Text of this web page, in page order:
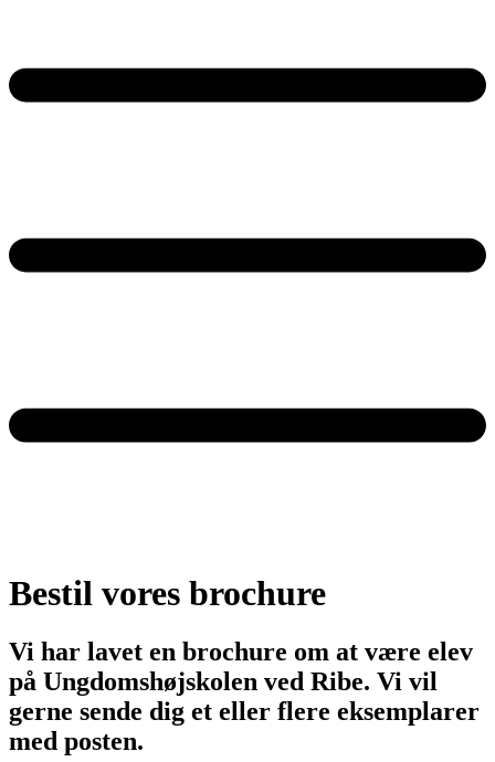
Bestil vores brochure
Vi har lavet en brochure om at være elev
på Ungdomshøjskolen ved Ribe. Vi vil
gerne sende dig et eller flere eksemplarer
med posten.